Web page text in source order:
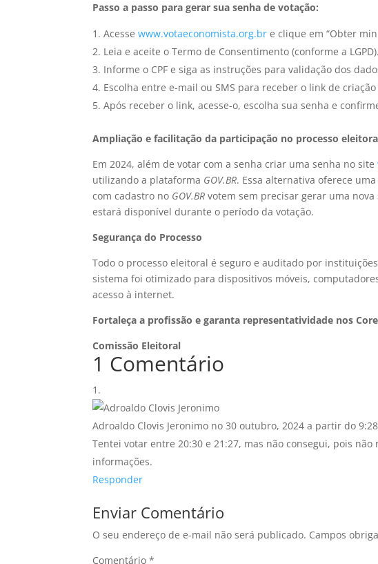
Passo a passo para gerar sua senha de votação:
Acessewww.votaeconomista.org.br e clique em “Obter
Leia e aceite o Termo de Consentimento (conforme a LGPD).
Informe o CPF e siga as instruções para validação dos
Escolha entre e-mail ou SMS para receber o link de
Após receber o link, acesse-o, escolha sua senha e
Ampliação e facilitação da participação no processo
Em 2024, além de votar com a senha criar uma senha no site
utilizando a plataforma GOV.BR. Essa alternativa oferece
com cadastro no GOV.BR votem sem precisar gerar uma
estará disponível durante o período da votação.
Segurança do Processo
Todo o processo eleitoral é seguro e auditado por
sistema foi otimizado para dispositivos móveis,
acesso à internet.
Fortaleça a profissão e garanta representatividade nos
Comissão Eleitoral
1 Comentário
Adroaldo Clovis Jeronimo no 30 outubro, 2024 a partir do
Tentei votar entre 20:30 e 21:27, mas não consegui, pois
informações.
Responder
Enviar Comentário
O seu endereço de e-mail não será publicado. Campos
Comentário*